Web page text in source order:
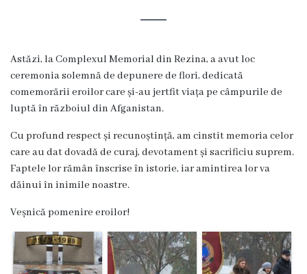
de
audiență
Primarul
Aparatul
primăriei
primarului
Astăzi, la Complexul Memorial din Rezina, a avut loc
ceremonia solemnă de depunere de flori, dedicată
comemorării eroilor care și-au jertfit viața pe câmpurile de
luptă în războiul din Afganistan.
Cu profund respect și recunoștință, am cinstit memoria celor
care au dat dovadă de curaj, devotament și sacrificiu suprem.
Faptele lor rămân înscrise în istorie, iar amintirea lor va
dăinui în inimile noastre.
Veșnică pomenire eroilor!